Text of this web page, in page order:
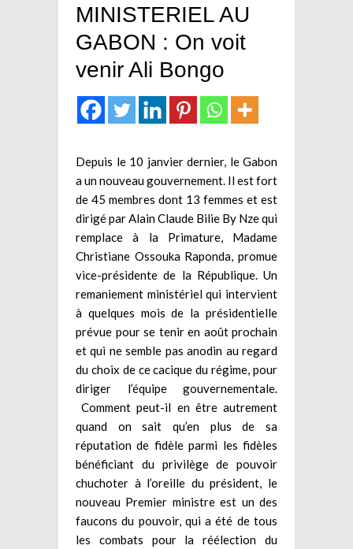
MINISTERIEL AU
GABON : On voit
venir Ali Bongo
Depuis le 10 janvier dernier, le Gabon
a un nouveau gouvernement. Il est fort
de 45 membres dont 13 femmes et est
dirigé par Alain Claude Bilie By Nze qui
remplace à la Primature, Madame
Christiane Ossouka Raponda, promue
vice-présidente de la République. Un
remaniement ministériel qui intervient
à quelques mois de la présidentielle
prévue pour se tenir en août prochain
et qui ne semble pas anodin au regard
du choix de ce cacique du régime, pour
diriger l’équipe gouvernementale.
Comment peut-il en être autrement
quand on sait qu’en plus de sa
réputation de fidèle parmi les fidèles
bénéficiant du privilège de pouvoir
chuchoter à l’oreille du président, le
nouveau Premier ministre est un des
faucons du pouvoir, qui a été de tous
les combats pour la réélection du